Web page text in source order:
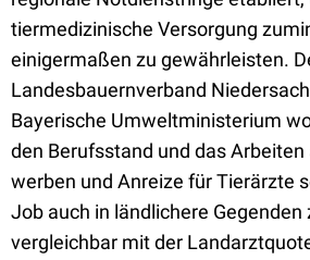
tiermedizinische Versorgung
einigermaßen zu gewährleisten. D
Landesbauernverband
Bayerische Umweltministerium
den Berufsstand und das
werben und Anreize für Tierärzte
Job auch in ländlichere Gegenden
vergleichbar mit der